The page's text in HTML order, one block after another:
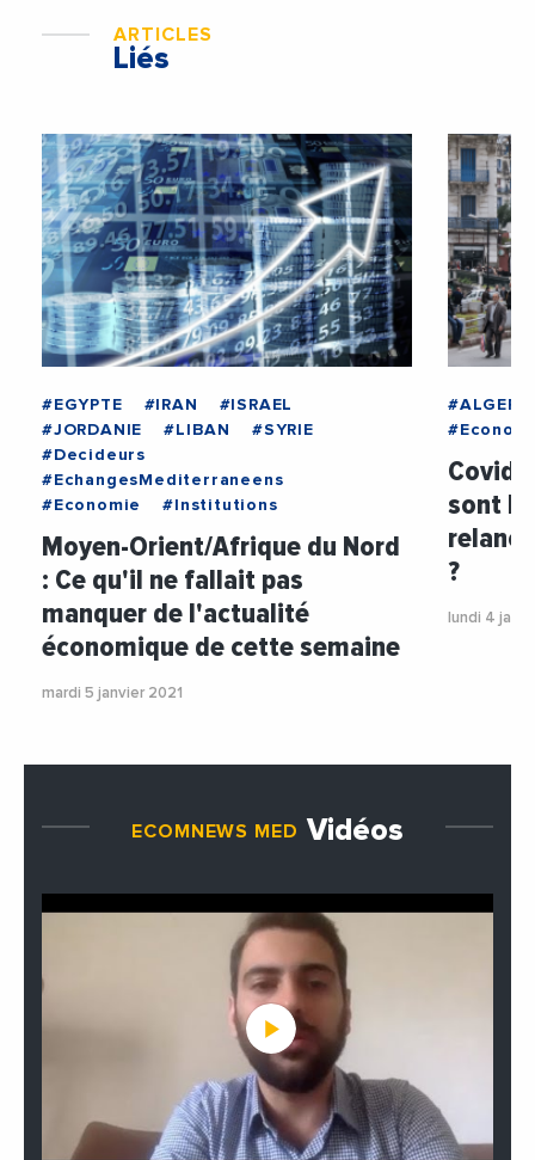
ARTICLES
Liés
#EGYPTE #IRAN
#ISRAEL
#JORDANIE
#LIBAN
#SYRIE
#Decideurs
#EchangesMediterraneens
#Economie
#Institutions
Moyen-Orient/Afrique du Nord
: Ce qu'il ne fallait pas
manquer de l'actualité
économique de cette semaine
mardi 5 janvier 2021
#ALGERIE
Covid
sont
?
lundi 4
ECOMNEWS MED Vidéos